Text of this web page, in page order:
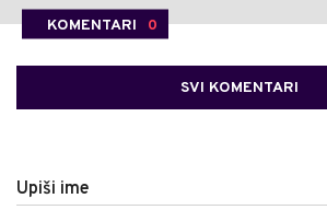
KOMENTARI 0
SVI KOMENTARI
Upiši ime